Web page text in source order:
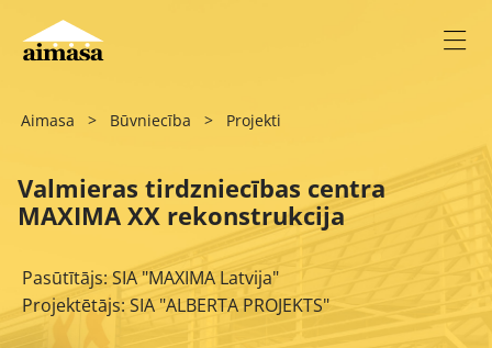
Aimasa > Būvniecība > Projekti
Valmieras tirdzniecības centra
MAXIMA XX rekonstrukcija
Pasūtītājs: SIA "MAXIMA Latvija"
Projektētājs: SIA "ALBERTA PROJEKTS"